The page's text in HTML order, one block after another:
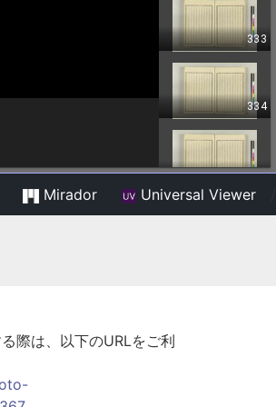
Mirador Universal Viewer
際は、以下のURLをご利